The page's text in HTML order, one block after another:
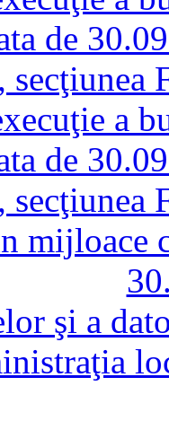
de
secţiunea
a
de
secţiunea
mijloace
şi a